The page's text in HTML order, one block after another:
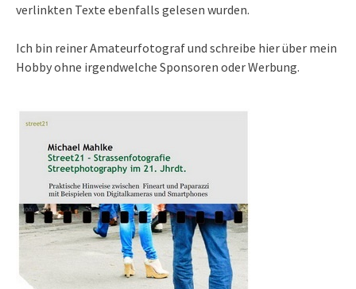
verlinkten Texte ebenfalls gelesen wurden.
Ich bin reiner Amateurfotograf und schreibe hier über mein
Hobby ohne irgendwelche Sponsoren oder Werbung.